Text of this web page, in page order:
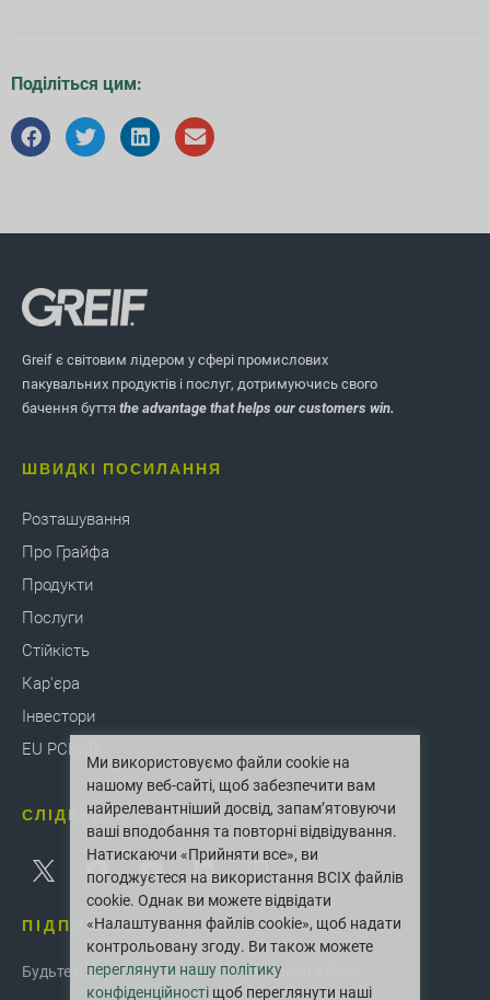
Поділіться цим:
Greif є світовим лідером у сфері промислових
пакувальних продуктів і послуг, дотримуючись свого
бачення буття the advantage that helps our customers win.
ШВИДКІ ПОСИЛАННЯ
Розташування
Про Грайфа
Продукти
Послуги
Стійкість
Кар'єра
Інвестори
EU PCBCR
СЛІДКУЙТЕ ЗА НАМИ
ПІДПИШІТЬСЯ
Будьте в курсі останніх інновацій і новин у Greif.
Ми використовуємо файли cookie на
нашому веб-сайті, щоб забезпечити вам
найрелевантніший досвід, запам’ятовуючи
ваші вподобання та повторні відвідування.
Натискаючи «Прийняти все», ви
погоджуєтеся на використання ВСІХ файлів
cookie. Однак ви можете відвідати
«Налаштування файлів cookie», щоб надати
контрольовану згоду. Ви також можете
переглянути нашу політику
конфіденційності щоб переглянути наші